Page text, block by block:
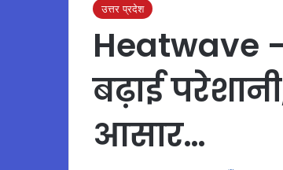
उत्तर प्रदेश
Heatwave
बढ़ाई
आसार…